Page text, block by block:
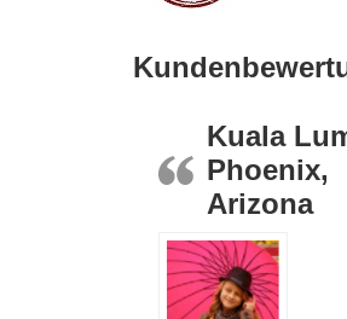
Kuala
Phoenix,
Arizona